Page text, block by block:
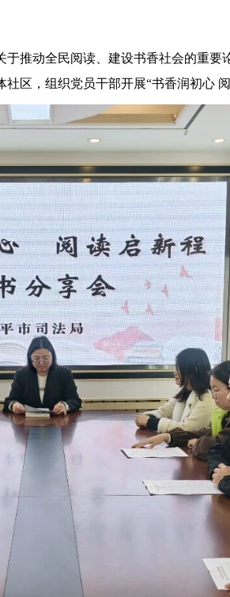
动全民阅读、建设书香社会的重要
区，组织党员干部开展“书香润初心